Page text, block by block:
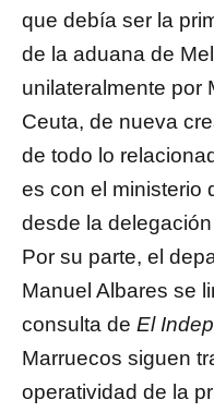
que debía ser la
de la aduana de
unilateralmente por
Ceuta, de nueva
de todo lo
es con el ministerio
desde la
Por su parte, el
Manuel Albares se
consulta de El
Marruecos siguen
operatividad de la